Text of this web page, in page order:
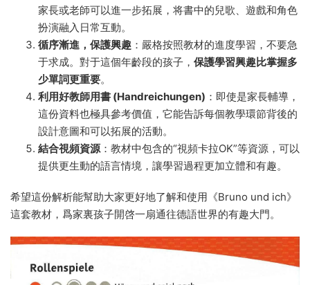
家長或老師可以進一步拓展，将書中的兒歌、遊戲和角色
扮演融入日常互動。
循序漸進，保護興趣 ：嚴格按照教材的進度學習，不要急
于求成。對于這個年齡段的孩子， 保護學習興趣比掌握多
少單詞更重要。
利用好教師用書 (Handreichungen) ：即使是家長輔導，
這份資料也極具參考價值，它能告訴每個教學環節背後的
設計意圖和可以拓展的活動。
結合視頻資源 ：教材中包含的“視頻卡拉OK”等資源，可以
提供更生動的語言情境，讓學習過程更加立體和有趣。
希望這份解析能幫助大家更好地了解和使用《Bruno und ich》
這套教材，爲家裏孩子開啓一扇通往德語世界的有趣大門。